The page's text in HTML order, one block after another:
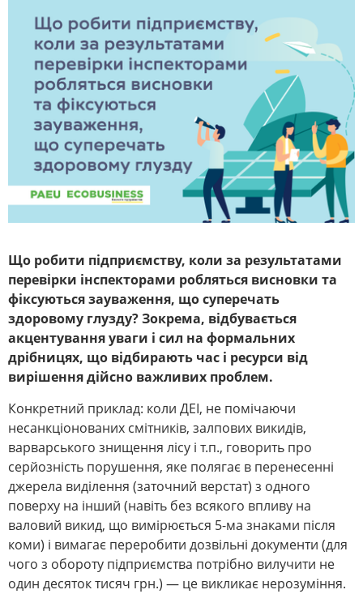
Що робити підприємству, коли за результатами
перевірки інспекторами робляться висновки та
фіксуються зауваження, що суперечать
здоровому глузду? Зокрема, відбувається
акцентування уваги і сил на формальних
дрібницях, що відбирають час і ресурси від
вирішення дійсно важливих проблем.
Конкретний приклад: коли ДЕІ, не помічаючи
несанкціонованих смітників, залпових викидів,
варварського знищення лісу і т.п., говорить про
серйозність порушення, яке полягає в перенесенні
джерела виділення (заточний верстат) з одного
поверху на інший (навіть без всякого впливу на
валовий викид, що вимірюється 5-ма знаками після
коми) і вимагає переробити дозвільні документи (для
чого з обороту підприємства потрібно вилучити не
один десяток тисяч грн.) — це викликає нерозуміння.